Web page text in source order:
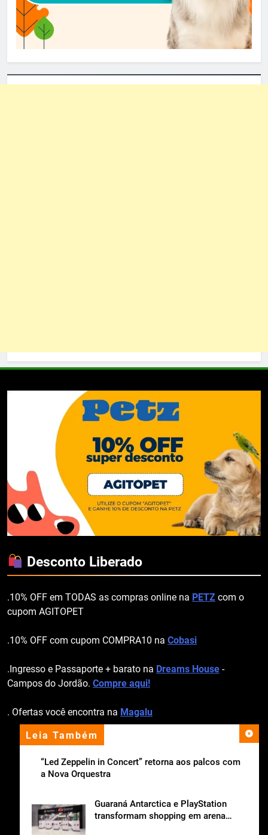
Leia Também
“Led Zeppelin in Concert” retorna aos palcos com
a Nova Orquestra
Guaraná Antarctica e PlayStation
transformam shopping em arena
Desconto Liberado
.10% OFF em TODAS as compras online na PETZ com o
cupom AGITOPET
.10% OFF com cupom COMPRA10 na Cobasi
.Ingresso e Passaporte + barato na Dreams House -
Campos do Jordão. Compre aqui!
. Ofertas você encontra na Magalu
apoio institucional